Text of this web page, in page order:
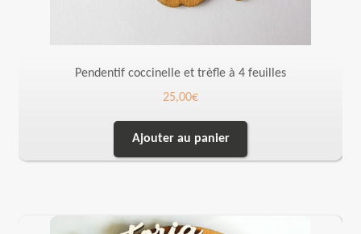
Pendentif coccinelle et trèfle à 4 feuilles
25,00€
Ajouter au panier